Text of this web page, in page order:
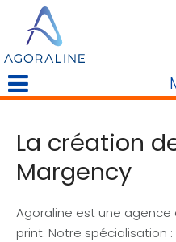
La création
Margency
Agoraline est une
print. Notre spécialisation